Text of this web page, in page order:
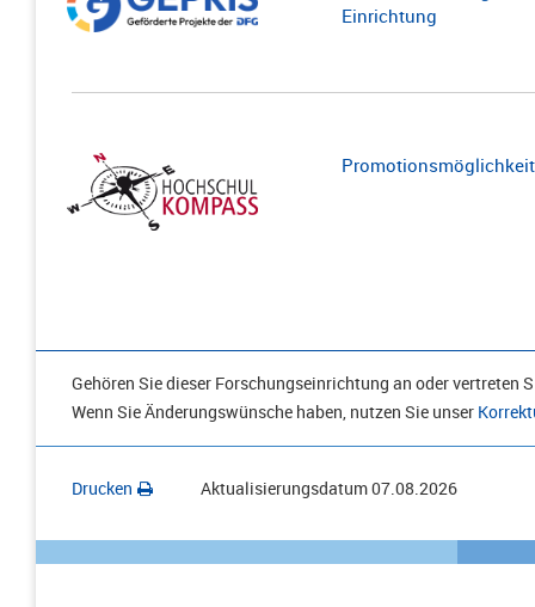
Einrichtung
Gehören Sie dieser Forschungseinrichtung an oder vertreten
Wenn Sie Änderungswünsche haben, nutzen Sie unser
Drucken Aktualisierungsdatum07.08.2026